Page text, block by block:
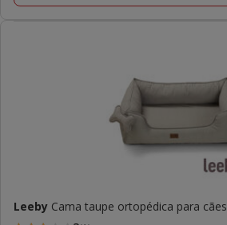
Leeby Cama taupe ortopédica para cães